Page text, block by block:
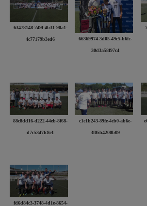
63478148-249f-4b31-90a1-
4c77179b3ed6 66369974-3d05-49c5-b6fc-
30d3a58f97c4
88c8dd16-d222-44eb-8f68-
d7c5347fc8e1
c1c1b243-89fe-4cb0-ab6e-
3f05b4200b09
fd6d84c3-3748-4d1e-8654-